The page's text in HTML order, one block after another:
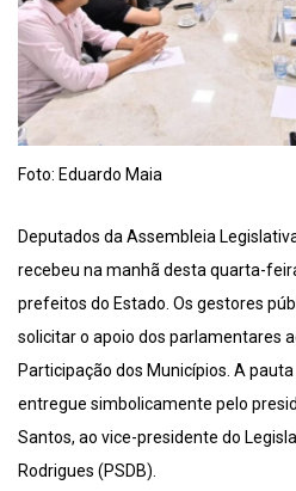
Foto: Eduardo Maia
Deputados da Assembleia
recebeu na manhã desta quarta-
prefeitos do Estado. Os gestores
solicitar o apoio dos parlamentares
Participação dos Municípios. A
entregue simbolicamente pelo
Santos, ao vice-presidente do
Rodrigues (PSDB).